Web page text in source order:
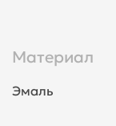
Материал
Эмаль